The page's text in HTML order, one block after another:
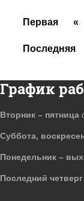
Первая «
Последняя
График
Вторник – пятница
Суббота,
Понедельник –
Последний